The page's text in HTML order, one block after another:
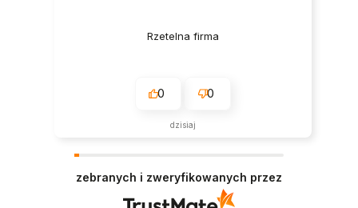
Rzetelna firma
0 0
dzisiaj
zebranych i zweryfikowanych przez